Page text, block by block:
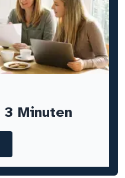
Minuten